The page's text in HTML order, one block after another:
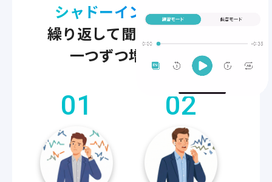
シャドーイング×添削
繰り返して聞こえる音が、
一つずつ増えていく
01 02